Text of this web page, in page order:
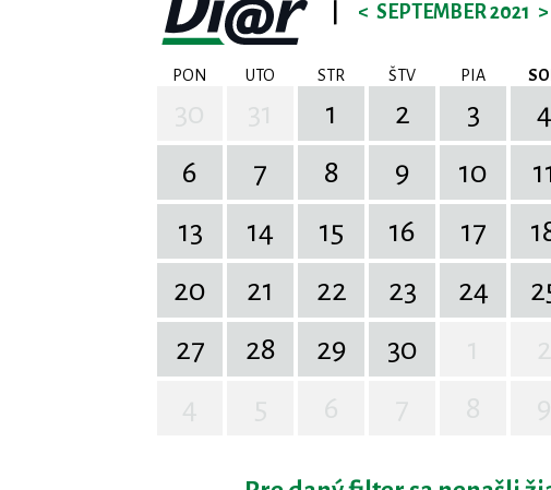
< SEPTEMBER 2021 >
PON UTO STR ŠTV PIA
1 2 3 4
6
7 8 9 10
13
14 15 16 17
20
21 22 23 24
27
28 29 30